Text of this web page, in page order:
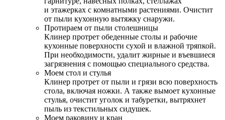
и этажерках с комнатными растениями. Очистит
от пыли кухонную вытяжку снаружи.
Протираем от пыли столешницы
Клинер протрет обеденные столы и рабочие
кухонные поверхности сухой и влажной тряпкой.
При необходимости, удалит жирные и въевшиеся
загрязнения с помощью специального средства.
Моем стол и стулья
Клинер протрет от пыли и грязи всю поверхность
стола, включая ножки. А также вымоет кухонные
стулья, очистит уголок и табуретки, вытряхнет
пыль из текстильных сидушек.
Моем раковину и кран